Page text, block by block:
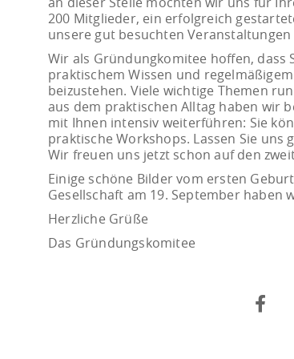
200 Mitglieder, ein erfolgreich
unsere gut besuchten
Wir als Gründungkomitee hoffen,
praktischem Wissen und
beizustehen. Viele wichtige Themen
aus dem praktischen Alltag haben wir
mit Ihnen intensiv weiterführen: Sie
praktische Workshops. Lassen Sie
Wir freuen uns jetzt schon auf den
Einige schöne Bilder vom ersten
Gesellschaft am 19. September haben
Herzliche Grüße
Das Gründungskomitee